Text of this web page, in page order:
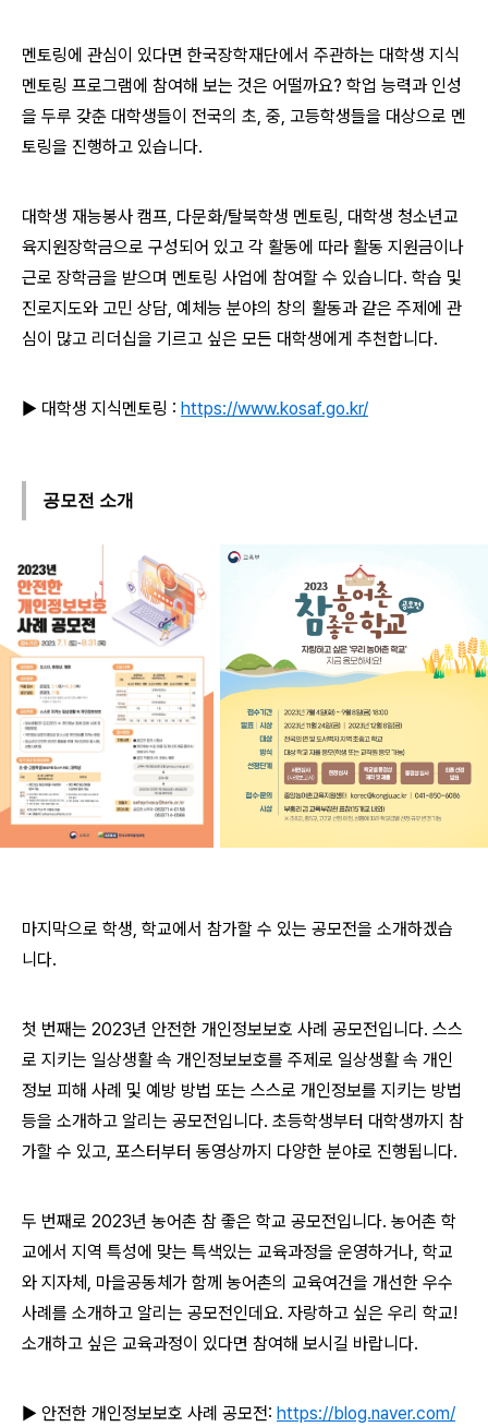
멘토링에 관심이 있다면 한국장학재단에서 주관하는 대학생 지식
멘토링 프로그램에 참여해 보는 것은 어떨까요? 학업 능력과 인성
을 두루 갖춘 대학생들이 전국의 초, 중, 고등학생들을 대상으로 멘
토링을 진행하고 있습니다.
대학생 재능봉사 캠프, 다문화/탈북학생 멘토링, 대학생 청소년교
육지원장학금으로 구성되어 있고 각 활동에 따라 활동 지원금이나
근로 장학금을 받으며 멘토링 사업에 참여할 수 있습니다. 학습 및
진로지도와 고민 상담, 예체능 분야의 창의 활동과 같은 주제에 관
심이 많고 리더십을 기르고 싶은 모든 대학생에게 추천합니다.
▶ 대학생 지식멘토링 : https://www.kosaf.go.kr/
공모전 소개
마지막으로 학생, 학교에서 참가할 수 있는 공모전을 소개하겠습
니다.
첫 번째는 2023년 안전한 개인정보보호 사례 공모전입니다. 스스
로 지키는 일상생활 속 개인정보보호를 주제로 일상생활 속 개인
정보 피해 사례 및 예방 방법 또는 스스로 개인정보를 지키는 방법
등을 소개하고 알리는 공모전입니다. 초등학생부터 대학생까지 참
가할 수 있고, 포스터부터 동영상까지 다양한 분야로 진행됩니다.
두 번째로 2023년 농어촌 참 좋은 학교 공모전입니다. 농어촌 학
교에서 지역 특성에 맞는 특색있는 교육과정을 운영하거나, 학교
와 지자체, 마을공동체가 함께 농어촌의 교육여건을 개선한 우수
사례를 소개하고 알리는 공모전인데요. 자랑하고 싶은 우리 학교!
소개하고 싶은 교육과정이 있다면 참여해 보시길 바랍니다.
▶ 안전한 개인정보보호 사례 공모전: https://blog.naver.com/